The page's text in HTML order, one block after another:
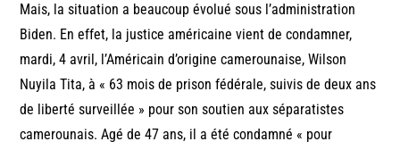
Mais, la situation a beaucoup évolué sous l’administration
Biden. En effet, la justice américaine vient de condamner,
mardi, 4 avril, l’Américain d’origine camerounaise, Wilson
Nuyila Tita, à « 63 mois de prison fédérale, suivis de deux ans
de liberté surveillée » pour son soutien aux séparatistes
camerounais. Agé de 47 ans, il a été condamné « pour